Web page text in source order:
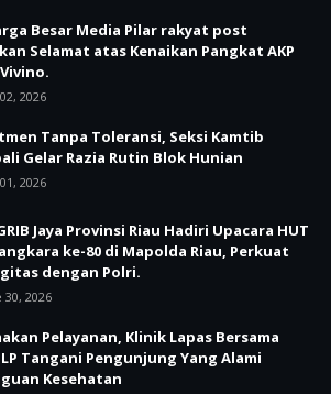
Besar Media Pilar rakyat post
Selamat atas Kenaikan Pangkat AKP
2026
Tanpa Toleransi, Seksi Kamtib
Gelar Razia Rutin Blok Hunian
2026
Jaya Provinsi Riau Hadiri Upacara HUT
ke-80 di Mapolda Riau, Perkuat
dengan Polri.
30, 2026
Pelayanan, Klinik Lapas Bersama
Tangani Pengunjung Yang Alami
Kesehatan